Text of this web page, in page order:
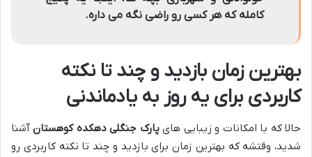
کامله که هر کسی رو راضی نگه می داره.
بهترین زمان بازدید و چند تا نکته
کاربردی برای یه روز به یادماندنی
حالا که با امکانات و زیبایی هایپارک جنگلی دهکده کوهستانآشنا
شدید، وقتشه که بهترین زمان برای بازدید و چند تا نکته کاربردی رو